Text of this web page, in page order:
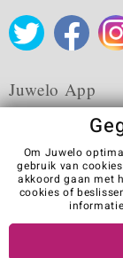
Juwelo App
Algemene
Colofon
Om Juwelo
gebruik van
akkoord gaan met
cookies of